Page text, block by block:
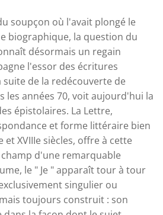
soupçon où l'avait plongé le
biographique, la question du
désormais un regain
l'essor des écritures
de la redécouverte de
les années 70, voit aujourd'hui la
épistolaires. La Lettre,
et forme littéraire bien
et XVIIIe siècles, offre à cette
d'une remarquable
le " Je " apparaît tour à tour
singulier ou
toujours construit : son